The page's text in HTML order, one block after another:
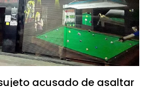
acusado de asaltar